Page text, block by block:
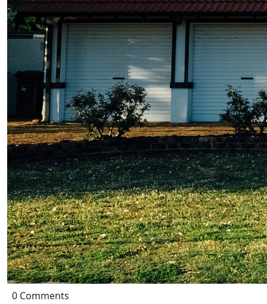
0 Comments